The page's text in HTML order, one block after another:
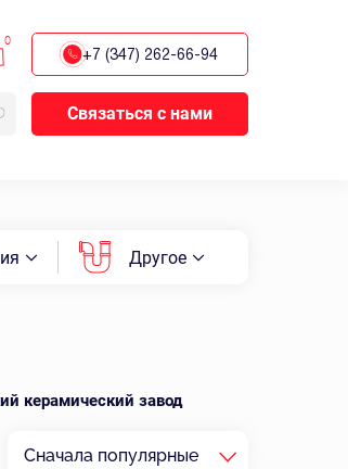
0
+7 (347) 262-66-94
Связаться с нами
Другое
керамический завод
Сначала популярные